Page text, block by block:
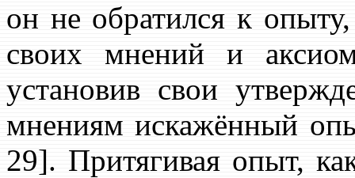
он не обратился к
своих мнений и
установив свои
мнениям искажённый
29]. Притягивая опыт,